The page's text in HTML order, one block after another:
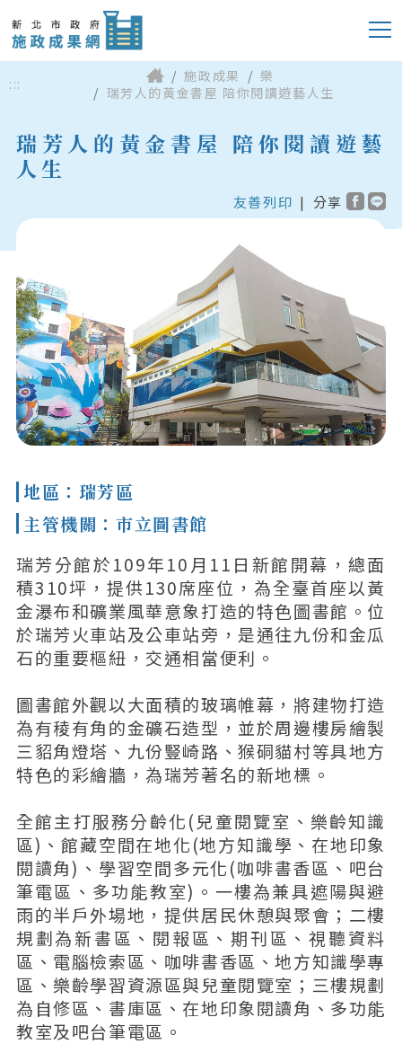
::: 施政成果
樂
瑞芳人的黃金書屋 陪你閱讀遊藝人生
瑞芳人的黃金書屋 陪你閱讀遊藝
人生
友善列印 | 分享
地區：瑞芳區
主管機關：市立圖書館
瑞芳分館於109年10月11日新館開幕，總面
積310坪，提供130席座位，為全臺首座以黃
金瀑布和礦業風華意象打造的特色圖書館。位
於瑞芳火車站及公車站旁，是通往九份和金瓜
石的重要樞紐，交通相當便利。
圖書館外觀以大面積的玻璃帷幕，將建物打造
為有稜有角的金礦石造型，並於周邊樓房繪製
三貂角燈塔、九份豎崎路、猴硐貓村等具地方
特色的彩繪牆，為瑞芳著名的新地標。
全館主打服務分齡化(兒童閱覽室、樂齡知識
區)、館藏空間在地化(地方知識學、在地印象
閱讀角)、學習空間多元化(咖啡書香區、吧台
筆電區、多功能教室)。一樓為兼具遮陽與避
雨的半戶外場地，提供居民休憩與聚會；二樓
規劃為新書區、閱報區、期刊區、視聽資料
區、電腦檢索區、咖啡書香區、地方知識學專
區、樂齡學習資源區與兒童閱覽室；三樓規劃
為自修區、書庫區、在地印象閱讀角、多功能
教室及吧台筆電區。